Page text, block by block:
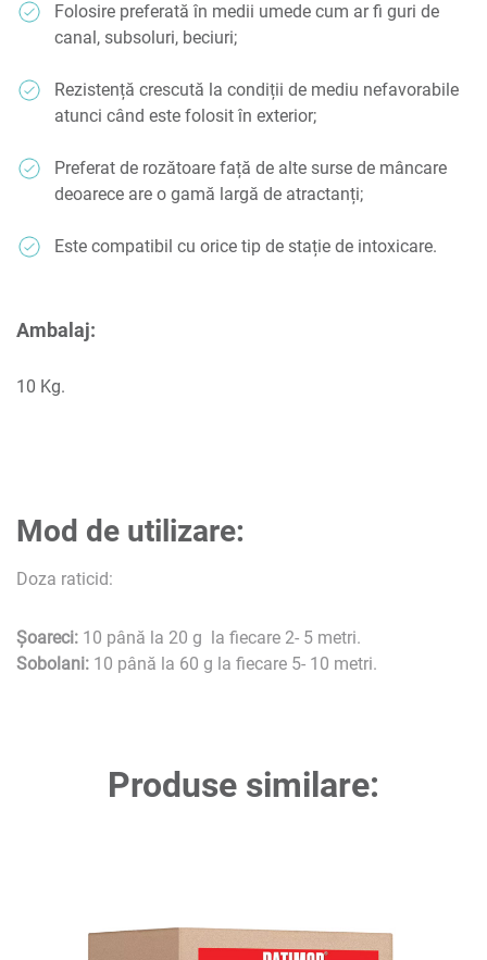
Folosire preferată în medii umede cum ar fi guri de
canal, subsoluri, beciuri;
Rezistență crescută la condiții de mediu nefavorabile
atunci când este folosit în exterior;
Preferat de rozătoare față de alte surse de mâncare
deoarece are o gamă largă de atractanți;
Este compatibil cu orice tip de stație de intoxicare.
Ambalaj:
10 Kg.
Mod de utilizare:
Doza raticid:
Șoareci: 10 până la 20 g la fiecare 2- 5 metri.
Sobolani: 10 până la 60 g la fiecare 5- 10 metri.
Produse similare: